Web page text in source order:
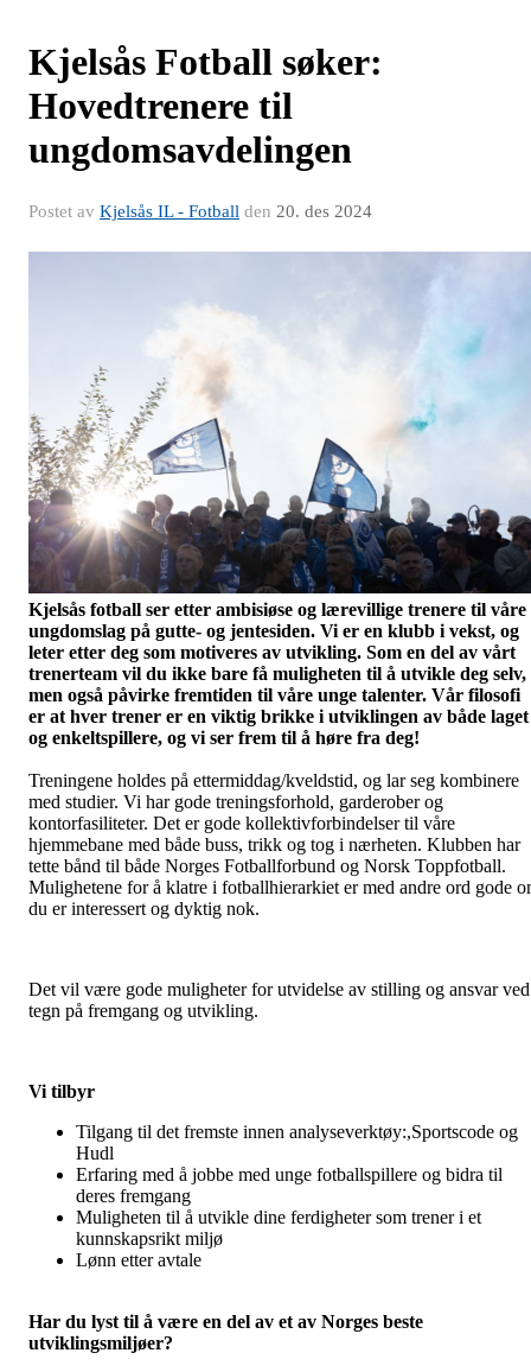
Kjelsås Fotball søker:
Hovedtrenere til
ungdomsavdelingen
Postet av Kjelsås IL - Fotball den 20. des 2024
Kjelsås fotball ser etter ambisiøse og lærevillige trenere til våre
ungdomslag på gutte- og jentesiden. Vi er en klubb i vekst, og
leter etter deg som motiveres av utvikling. Som en del av vårt
trenerteam vil du ikke bare få muligheten til å utvikle deg selv,
men også påvirke fremtiden til våre unge talenter. Vår filosofi
er at hver trener er en viktig brikke i utviklingen av både laget
og enkeltspillere, og vi ser frem til å høre fra deg!
Treningene holdes på ettermiddag/kveldstid, og lar seg kombinere
med studier. Vi har gode treningsforhold, garderober og
kontorfasiliteter. Det er gode kollektivforbindelser til våre
hjemmebane med både buss, trikk og tog i nærheten. Klubben har
tette bånd til både Norges Fotballforbund og Norsk Toppfotball.
Mulighetene for å klatre i fotballhierarkiet er med andre ord gode
du er interessert og dyktig nok.
Det vil være gode muligheter for utvidelse av stilling og ansvar ved
tegn på fremgang og utvikling.
Vi tilbyr
Tilgang til det fremste innen analyseverktøy:,Sportscode og
Hudl
Erfaring med å jobbe med unge fotballspillere og bidra til
deres fremgang
Muligheten til å utvikle dine ferdigheter som trener i et
kunnskapsrikt miljø
Lønn etter avtale
Har du lyst til å være en del av et av Norges beste
utviklingsmiljøer?